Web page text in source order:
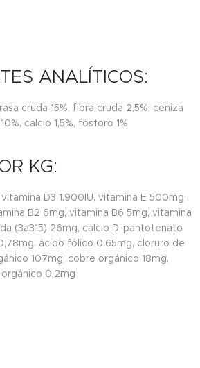
ANALÍTICOS:
cruda 15%, fibra cruda 2,5%, ceniza
calcio 1,5%, fósforo 1%
KG:
D3 1.900IU, vitamina E 500mg,
B2 6mg, vitamina B6 5mg, vitamina
(3a315) 26mg, calcio D-pantotenato
ácido fólico 0,65mg, cloruro de
107mg, cobre orgánico 18mg,
0,2mg